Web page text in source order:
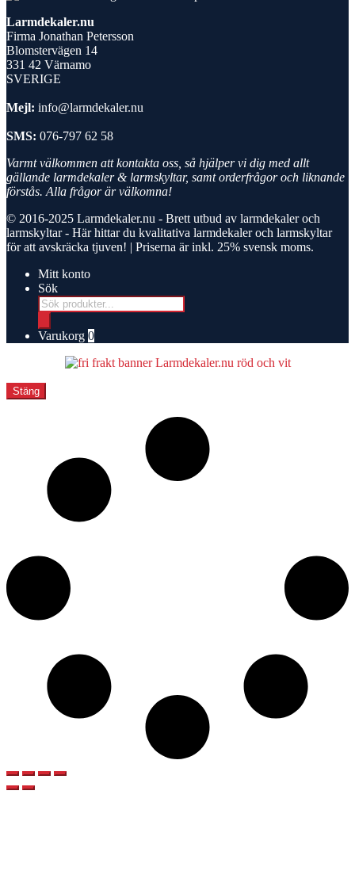
Larmdekaler.nu
Firma Jonathan Petersson
Blomstervägen 14
331 42 Värnamo
SVERIGE
Mejl: info@larmdekaler.nu
SMS: 076-797 62 58
Varmt välkommen att kontakta oss, så hjälper vi dig med allt
gällande larmdekaler & larmskyltar, samt orderfrågor och liknande
förstås. Alla frågor är välkomna!
© 2016-2025 Larmdekaler.nu - Brett utbud av larmdekaler och
larmskyltar- Här hittar du kvalitativa larmdekaler och larmskyltar
för att avskräcka tjuven! | Priserna är inkl. 25% svensk moms.
Mitt konto
Sök
Products
search
Varukorg 0
Stäng